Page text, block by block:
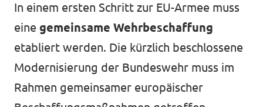
In einem ersten Schritt zur EU-Armee muss
eine gemeinsame Wehrbeschaffung
etabliert werden. Die kürzlich beschlossene
Modernisierung der Bundeswehr muss im
Rahmen gemeinsamer europäischer